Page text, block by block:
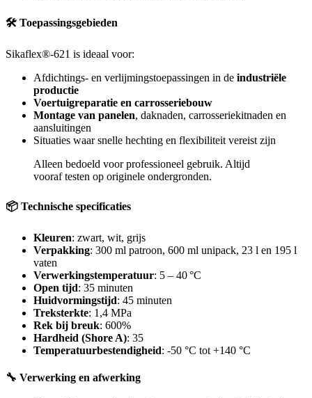
🛠 Toepassingsgebieden
Sikaflex®-621 is ideaal voor:
Afdichtings- en verlijmingstoepassingen in de industriële
productie
Voertuigreparatie en carrosseriebouw
Montage van panelen, daknaden, carrosseriekitnaden en
aansluitingen
Situaties waar snelle hechting en flexibiliteit vereist zijn
Alleen bedoeld voor professioneel gebruik. Altijd
vooraf testen op originele ondergronden.
📦 Technische specificaties
Kleuren: zwart, wit, grijs
Verpakking: 300 ml patroon, 600 ml unipack, 23 l en 195 l
vaten
Verwerkingstemperatuur: 5 – 40 °C
Open tijd: 35 minuten
Huidvormingstijd: 45 minuten
Treksterkte: 1,4 MPa
Rek bij breuk: 600%
Hardheid (Shore A): 35
Temperatuurbestendigheid: -50 °C tot +140 °C
🔧 Verwerking en afwerking